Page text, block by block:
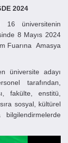
2024
16 üniversitenin
8 Mayıs 2024
Fuarına Amasya
üniversite adayı
tarafından,
fakülte, enstitü,
sosyal, kültürel
bilgilendirmelerde